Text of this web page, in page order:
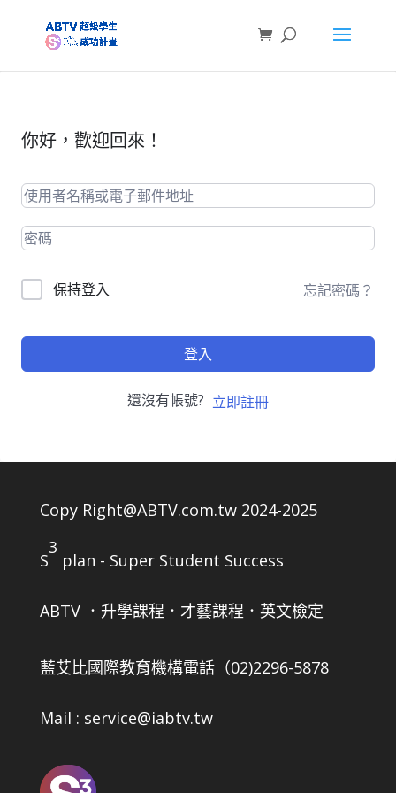
你好，歡迎回來！
保持登入 忘記密碼？
登入
還沒有帳號? 立即註冊
Copy Right@ABTV.com.tw 2024-2025
S
3
plan - Super Student Success
ABTV ．升學課程．才藝課程．英文檢定
藍艾比國際教育機構電話（02)2296-5878
Mail : service@iabtv.tw